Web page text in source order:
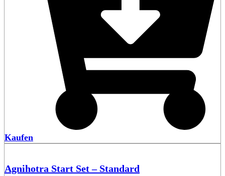
Kaufen
Agnihotra Start Set – Standard